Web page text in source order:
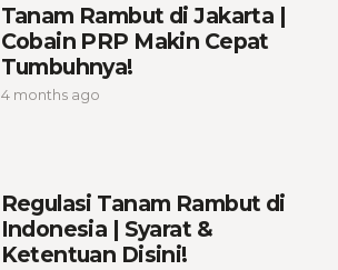
Tanam Rambut di Jakarta |
Cobain PRP Makin Cepat
Tumbuhnya!
4 months ago
Regulasi Tanam Rambut di
Indonesia | Syarat &
Ketentuan Disini!